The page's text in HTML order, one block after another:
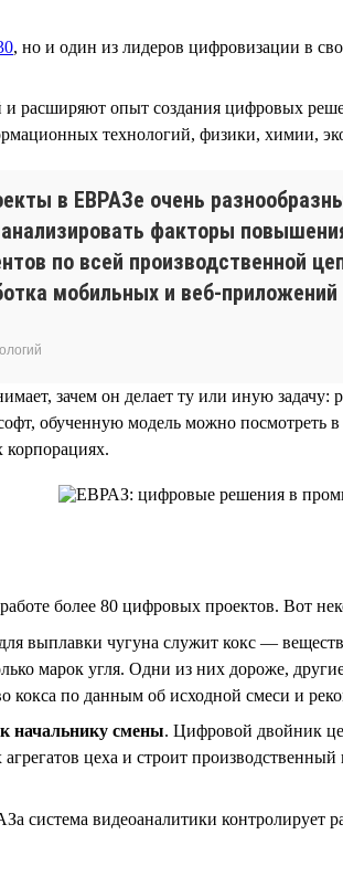
, но и один из лидеров цифровизации в
расширяют опыт создания цифровых
технологий, физики, химии,
в ЕВРАЗе очень
факторы
по всей производственной
мобильных и веб-
зачем он делает ту или иную
обученную модель можно посмотреть
корпорациях.
более 80 цифровых проектов. Вот
выплавки чугуна служит кокс —
марок угля. Одни из них дороже,
кокса по данным об исходной смеси и
начальнику смены. Цифровой двойник
цеха и строит
система видеоаналитики контролирует